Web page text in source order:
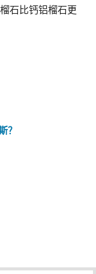
石比钙铝榴石更
？